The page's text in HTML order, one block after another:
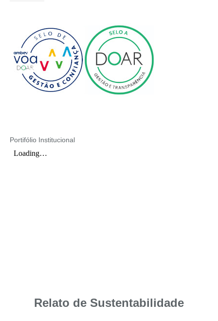
Portifólio Institucional
Relato de Sustentabilidade